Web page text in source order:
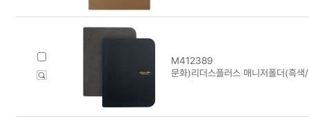
M412389
문화)리더스플러스 매니저폴더(흑